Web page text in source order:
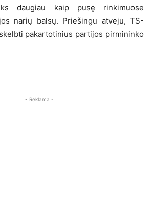
daugiau kaip pusę rinkimuose
narių balsų. Priešingu atveju, TS-
pakartotinius partijos pirmininko
- Reklama -